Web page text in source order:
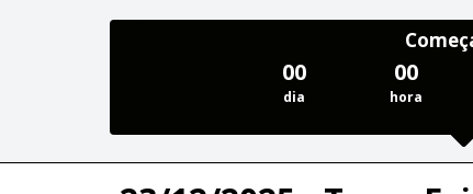
00
dia
00
hora